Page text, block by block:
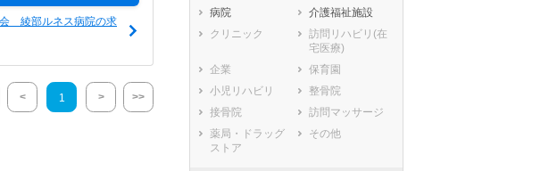
綾部ルネス病院の求
< 1 > >>
鹿児島県
沖縄県
綾部市
宇治市
宮津市
亀岡市
向日市
長岡京市
八幡市
京田辺市
京丹後市
南丹市
木津川市
乙訓郡大山崎町
久世郡久御山町
病院
介護福祉施設
クリニック
訪問リハビリ(在
宅医療)
企業
保育園
小児リハビリ
整骨院
接骨院
訪問マッサージ
薬局・ドラッグ
ストア
その他